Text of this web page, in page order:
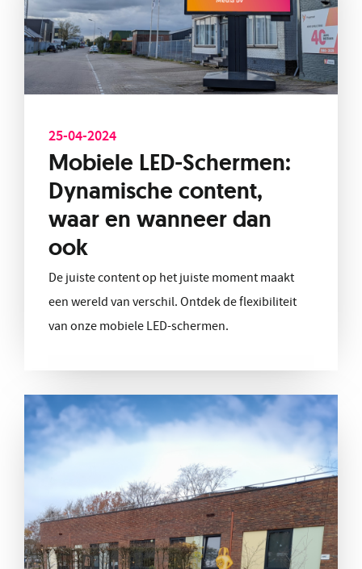
25-04-2024
Mobiele LED-Schermen:
Dynamische content,
waar en wanneer dan
ook
De juiste content op het juiste moment maakt
een wereld van verschil. Ontdek de flexibiliteit
van onze mobiele LED-schermen.